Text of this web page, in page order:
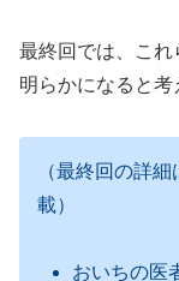
最終回では、こ
明らかになると考
（最終回の詳
載）
おいちの医